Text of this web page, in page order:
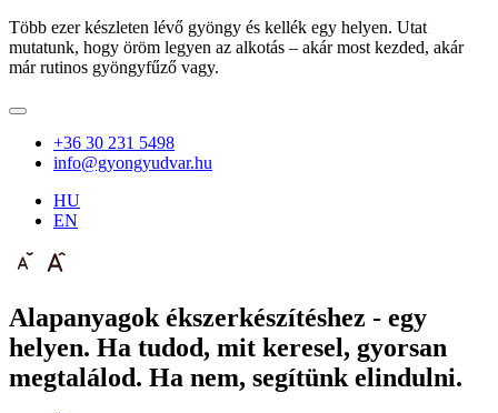
Több ezer készleten lévő gyöngy és kellék egy helyen. Utat
mutatunk, hogy öröm legyen az alkotás – akár most kezded, akár
már rutinos gyöngyfűző vagy.
+36 30 231 5498
info@gyongyudvar.hu
HU
EN
Alapanyagok ékszerkészítéshez - egy
helyen. Ha tudod, mit keresel, gyorsan
megtalálod. Ha nem, segítünk elindulni.